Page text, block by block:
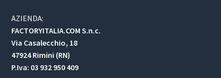
AZIENDA:
FACTORYITALIA.COM S.n.c.
Via Casalecchio, 18
47924 Rimini (RN)
P.Iva: 03 932 950 409